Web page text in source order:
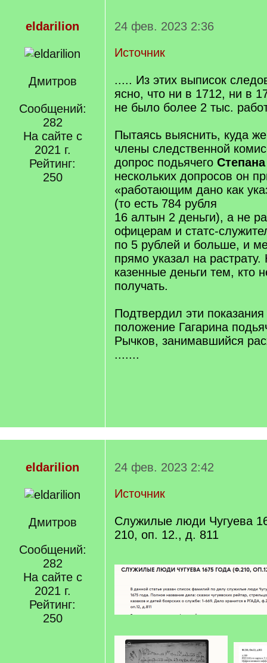
eldarilion
Дмитров
Сообщений:
282
На сайте с
2021 г.
Рейтинг:
250
24 фев. 2023 2:36
Источник
..... Из этих выписок
ясно, что ни в 1712, ни в
не было более 2 тыс.
Пытаясь выяснить, куда
члены следственной
допрос подьячего
нескольких допросов он
«работающим дано как
(то есть 784 рубля
16 алтын 2 деньги), а не
офицерам и статс-
по 5 рублей и больше, и
прямо указал на
казенные деньги тем, кто
получать.
Подтвердил эти показания
положение Гагарина
Рычков, занимавшийся
.......
eldarilion
Дмитров
Сообщений:
282
На сайте с
2021 г.
Рейтинг:
250
24 фев. 2023 2:42
Источник
Служилые люди Чугуева
210, оп. 12., д. 811